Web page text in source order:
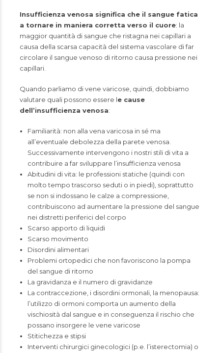
Insufficienza venosa significa che il sangue fatica
a tornare in maniera corretta verso il cuore: la
maggior quantità di sangue che ristagna nei capillari a
causa della scarsa capacità del sistema vascolare di far
circolare il sangue venoso di ritorno causa pressione nei
capillari.
Quando parliamo di vene varicose, quindi, dobbiamo
valutare quali possono essere le cause
dell’insufficienza venosa:
Familiarità: non alla vena varicosa in sé ma
all’eventuale debolezza della parete venosa.
Successivamente intervengono i nostri stili di vita a
contribuire a far sviluppare l’insufficienza venosa
Abitudini di vita: le professioni statiche (quindi con
molto tempo trascorso seduti o in piedi), soprattutto
se non si indossano le calze a compressione,
contribuiscono ad aumentare la pressione del sangue
nei distretti periferici del corpo
Scarso apporto di liquidi
Scarso movimento
Disordini alimentari
Problemi ortopedici che non favoriscono la pompa
del sangue di ritorno
La gravidanza e il numero di gravidanze
La contraccezione, i disordini ormonali, la menopausa:
l’utilizzo di ormoni comporta un aumento della
vischiosità dal sangue e in conseguenza il rischio che
possano insorgere le vene varicose
Stitichezza e stipsi
Interventi chirurgici ginecologici (p.e. l’isterectomia) o